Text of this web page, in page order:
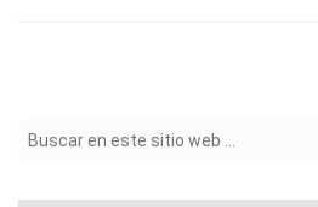
Formulario de búsqueda